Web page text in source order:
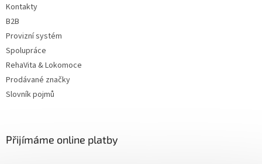
Kontakty
B2B
Provizní systém
Spolupráce
RehaVita & Lokomoce
Prodávané značky
Slovník pojmů
Přijímáme online platby